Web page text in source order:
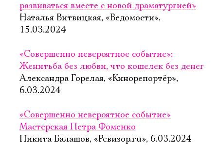
развиваться вместе с новой драматургией»
Наталья Витвицкая, «Ведомости»,
15.03.2024
«Совершенно невероятное событие»:
Женитьба без любви, что кошелек без денег
Александра Горелая, «Кинорепортёр»,
6.03.2024
«Совершенно невероятное событие»
Мастерская Петра Фоменко
Никита Балашов, «Ревизор.ru», 6.03.2024